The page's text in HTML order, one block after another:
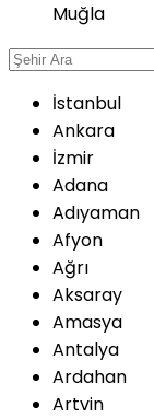
Muğla
İstanbul
Ankara
İzmir
Adana
Adıyaman
Afyon
Ağrı
Aksaray
Amasya
Antalya
Ardahan
Artvin